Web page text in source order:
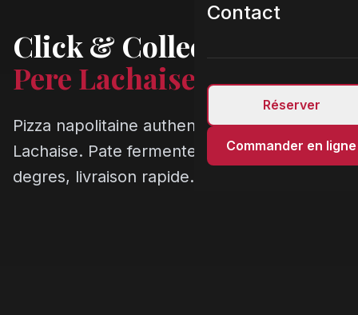
Contact
Réserver
Commander en ligne
Click & Collect Pizza
Pere Lachaise
Pizza napolitaine authentique a Pere
Lachaise. Pate fermentee 48h, four 450
degres, livraison rapide.